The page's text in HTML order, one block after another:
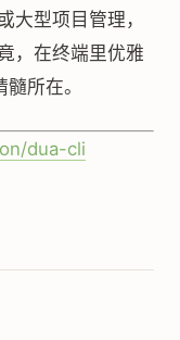
大型项目管理，
，在终端里优雅
所在。
dua-cli